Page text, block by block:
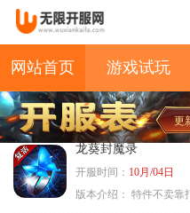
网站首页 游戏试玩
更
龙葵封魔录
开服时间： 10月/04日
版本介绍： 特件不卖靠